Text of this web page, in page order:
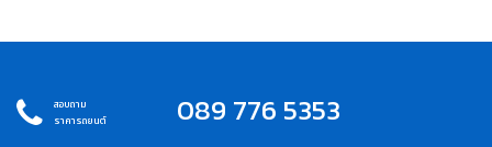
สอบถาม
ราคารถยนต์
089 776 5353